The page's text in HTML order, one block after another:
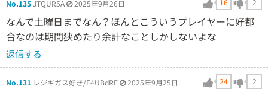
No.135JTQUR5A 2025年9月26日
なんで土曜日までなん？ほんとこういうプレイヤーに好都
合なのは期間狭めたり余計なことしかしないよな
返信する
No.131 レジギガス好き/E4UBdRE 2025年9月25日 24 2